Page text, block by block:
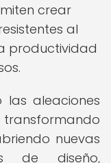
crear
al
productividad
las aleaciones
nuevas
de diseño,